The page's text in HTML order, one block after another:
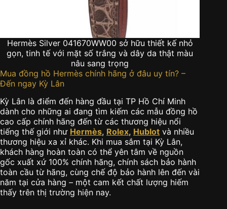
Hermès Silver 041670WW00 sở hữu thiết kế nhỏ
gọn, tinh tế với mặt số trắng và dây da thật màu
nâu sang trọng
Mua đồng hồ Hermès chính hãng ở đâu uy tín? –
Đến ngay Kỳ Lân
Kỳ Lân là điểm đến hàng đầu tại TP Hồ Chí Minh
dành cho những ai đang tìm kiếm các mẫu đồng hồ
cao cấp chính hãng đến từ các thương hiệu nổi
tiếng thế giới như Hermès, Rolex, Hublot và nhiều
thương hiệu xa xỉ khác. Khi mua sắm tại Kỳ Lân,
khách hàng hoàn toàn có thể yên tâm về nguồn
gốc xuất xứ 100% chính hãng, chính sách bảo hành
toàn cầu từ hãng, cùng chế độ bảo hành lên đến vài
năm tại cửa hàng – một cam kết chất lượng hiếm
thấy trên thị trường hiện nay.